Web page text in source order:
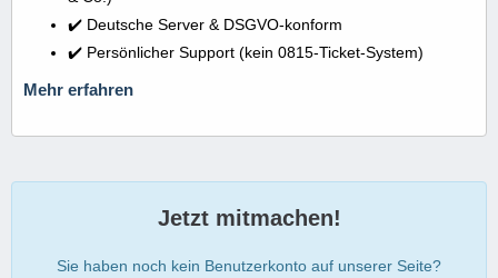
✔️ Deutsche Server & DSGVO-konform
✔️ Persönlicher Support (kein 0815-Ticket-System)
Mehr erfahren
Jetzt mitmachen!
Sie haben noch kein Benutzerkonto auf unserer Seite?